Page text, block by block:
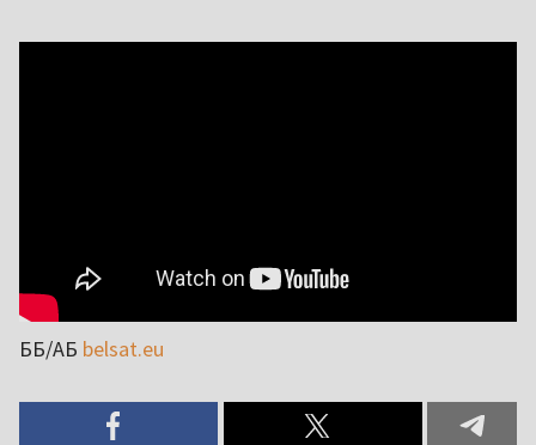
ББ/АБ belsat.eu